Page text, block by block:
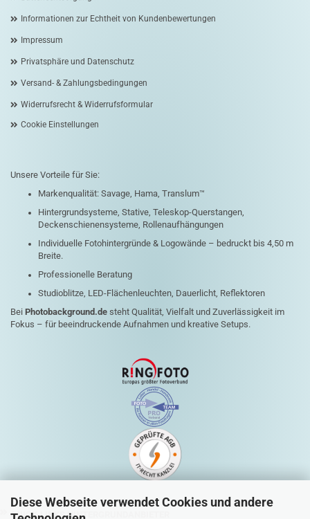
Diese Webseite verwendet Cookies und andere
Informationen zur Echtheit von Kundenbewertungen
Impressum
Privatsphäre und Datenschutz
Versand- & Zahlungsbedingungen
Widerrufsrecht & Widerrufsformular
Cookie Einstellungen
Unsere Vorteile für Sie:
Markenqualität: Savage, Hama, Translum™
Hintergrundsysteme, Stative, Teleskop-Querstangen,
Deckenschienensysteme, Rollenaufhängungen
Individuelle Fotohintergründe & Logowände – bedruckt bis 4,50 m
Breite.
Professionelle Beratung
Studioblitze, LED-Flächenleuchten, Dauerlicht, Reflektoren
Bei Photobackground.de steht Qualität, Vielfalt und Zuverlässigkeit im
Fokus – für beeindruckende Aufnahmen und kreative Setups.
QUICK-LINKS HINTERGRUNDANBIETER